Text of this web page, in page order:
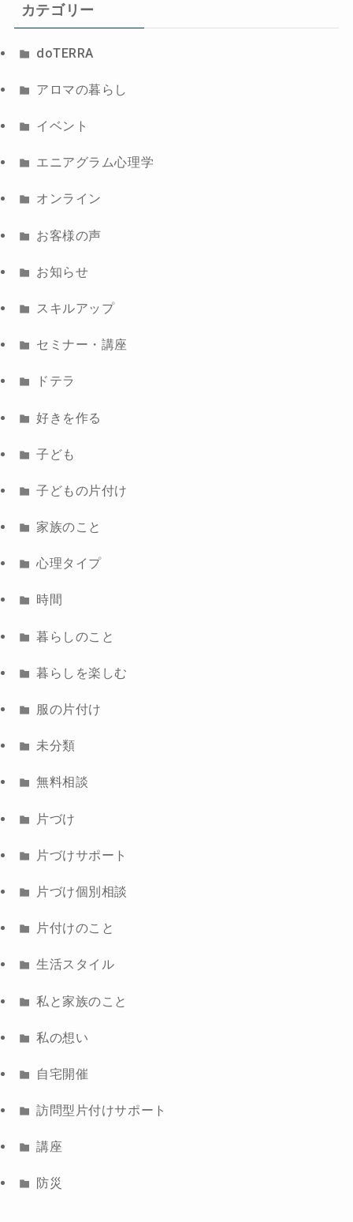
カテゴリー
doTERRA
アロマの暮らし
イベント
エニアグラム心理学
オンライン
お客様の声
お知らせ
スキルアップ
セミナー・講座
ドテラ
好きを作る
子ども
子どもの片付け
家族のこと
心理タイプ
時間
暮らしのこと
暮らしを楽しむ
服の片付け
未分類
無料相談
片づけ
片づけサポート
片づけ個別相談
片付けのこと
生活スタイル
私と家族のこと
私の想い
自宅開催
訪問型片付けサポート
講座
防災